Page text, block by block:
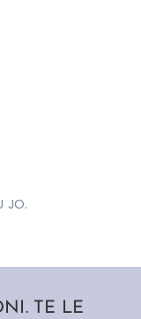
JO.
TE LE